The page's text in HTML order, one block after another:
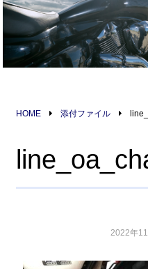
HOME 添付ファイル
2022年